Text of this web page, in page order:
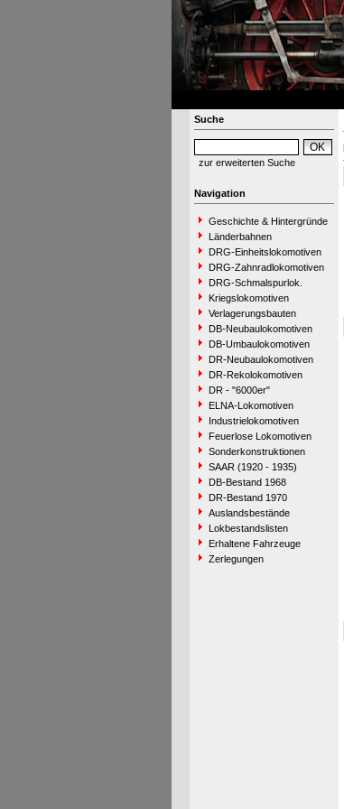
Suche
zur erweiterten Suche
Navigation
Geschichte & Hintergründe
Länderbahnen
DRG-Einheitslokomotiven
DRG-Zahnradlokomotiven
DRG-Schmalspurlok.
Kriegslokomotiven
Verlagerungsbauten
DB-Neubaulokomotiven
DB-Umbaulokomotiven
DR-Neubaulokomotiven
DR-Rekolokomotiven
DR - "6000er"
ELNA-Lokomotiven
Industrielokomotiven
Feuerlose Lokomotiven
Sonderkonstruktionen
SAAR (1920 - 1935)
DB-Bestand 1968
DR-Bestand 1970
Auslandsbestände
Lokbestandslisten
Erhaltene Fahrzeuge
Zerlegungen